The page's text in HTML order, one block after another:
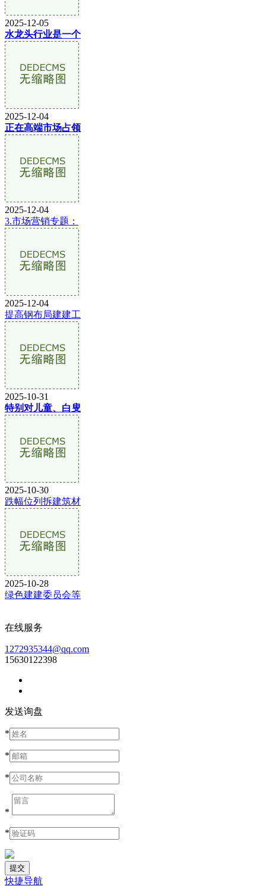
2025-12-05
水龙头行业是一个
2025-12-04
正在高端市场占领
2025-12-04
3.市场营销专题：
2025-12-04
提高钢布局建建工
2025-10-31
特别对儿童、白叟
2025-10-30
跌幅位列拆建筑材
2025-10-28
绿色建建委员会等
在线服务
1272935344@qq.com
15630122398
发送询盘
*
*
*
*
*
快捷导航